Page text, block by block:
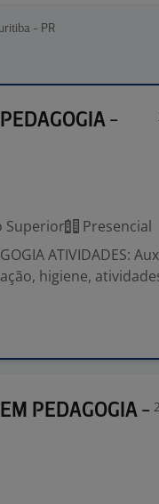
- PR
-
Superior
Presencial
ATIVIDADES:
higiene,
PEDAGOGIA -